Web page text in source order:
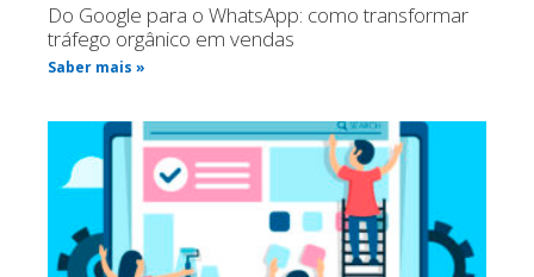
Do Google para o WhatsApp: como transformar
tráfego orgânico em vendas
Saber mais »